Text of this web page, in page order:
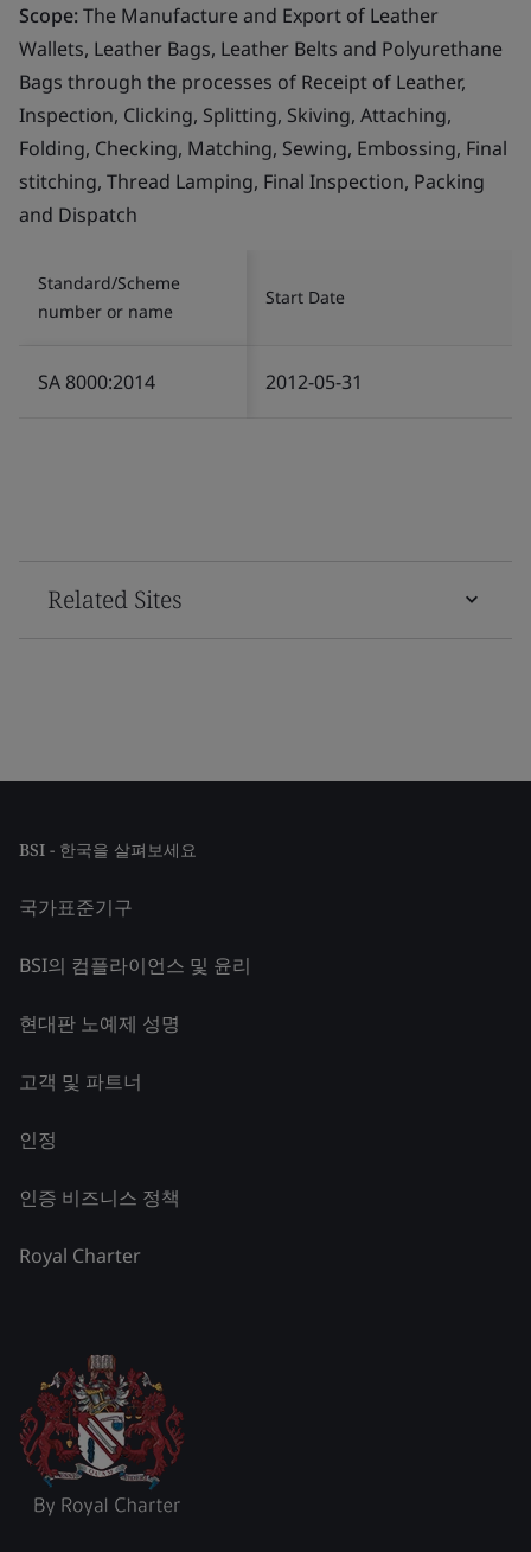
Scope:The Manufacture and Export of Leather
Wallets, Leather Bags, Leather Belts and Polyurethane
Bags through the processes of Receipt of Leather,
Inspection, Clicking, Splitting, Skiving, Attaching,
Folding, Checking, Matching, Sewing, Embossing, Final
stitching, Thread Lamping, Final Inspection, Packing
and Dispatch
Standard/Scheme
number or name
Start Date
SA 8000:2014 2012-05-31
Related Sites
BSI - 한국을 살펴보세요
국가표준기구
BSI의 컴플라이언스 및 윤리
현대판 노예제 성명
고객 및 파트너
인정
인증 비즈니스 정책
Royal Charter